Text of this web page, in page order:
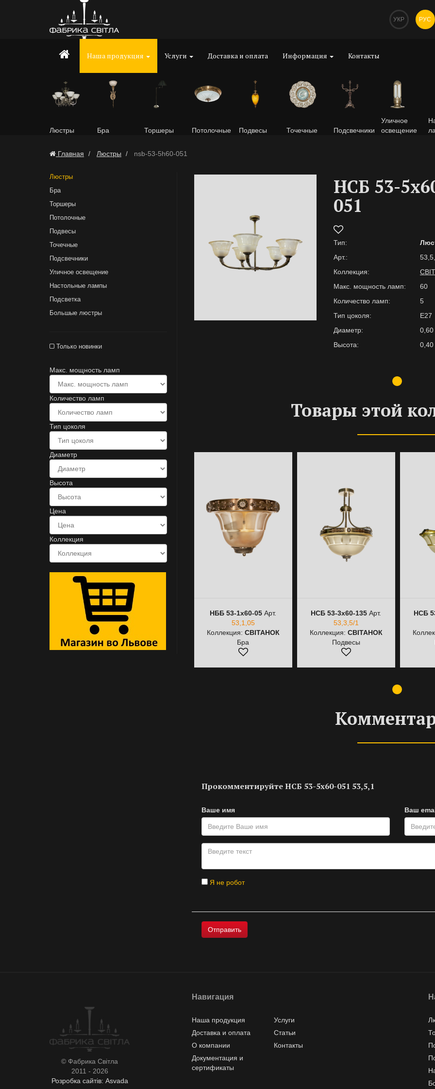
УКР РУС
Наша продукция Услуги Доставка и оплата Информация Контакты
Люстры Бра Торшеры Потолочные Подвесы Точечные Подсвечники
Уличное
освещение
Главная Люстры nsb-53-5h60-051
Люстры
Бра
Торшеры
Потолочные
Подвесы
Точечные
Подсвечники
Уличное освещение
Настольные лампы
Подсветка
Большые люстры
Только новинки
Макс. мощность ламп
Количество ламп
Тип цоколя
Диаметр
Высота
Цена
Коллекция
НСБ 53-
051
Тип:
Арт.:
Коллекция:
Макс. мощность ламп:
60
Количество ламп:
5
Тип цоколя:
E27
Диаметр:
0,60
Высота:
0,40
Товары этой
НББ 53-1х60-05 Арт.
53,1,05
Коллекция: СВІТАНОК
Бра
НСБ 53-3х60-135 Арт.
53,3,5/1
Коллекция: СВІТАНОК
Подвесы
НСБ
Прокомментируйте НСБ 53-5х60-051 53,5,1
Ваше имя Ваш
Я не робот
© Фабрика Світла
2011 - 2026
Розробка сайтів: Asvada
Навигация
Наша продукция
Услуги
Доставка и оплата
Статьи
О компании
Контакты
Документация и
сертификаты